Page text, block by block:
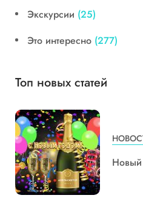
Экскурсии (25)
Это интересно (277)
Топ новых статей